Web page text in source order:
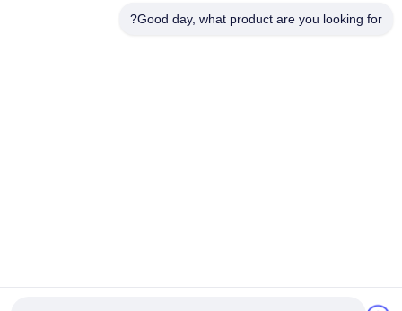
Good day, what product are you looking